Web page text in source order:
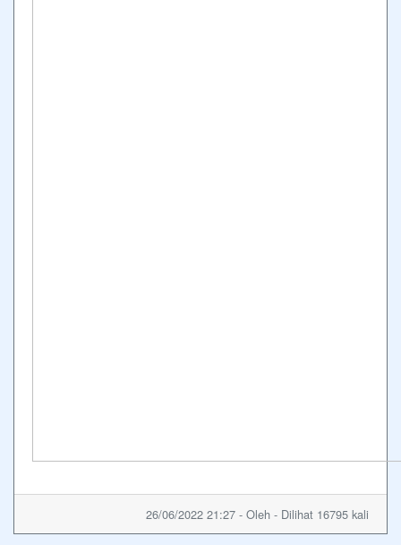
26/06/2022 21:27 - Oleh - Dilihat 16795 kali